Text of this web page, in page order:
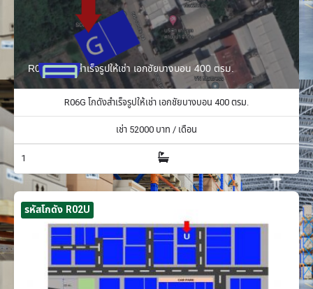
R06G โกดังสำเร็จรูปให้เช่า เอกชัยบางบอน 400 ตรม.
R06G โกดังสำเร็จรูปให้เช่า เอกชัยบางบอน 400 ตรม.
เช่า 52000 บาท / เดือน
1
รหัสโกดัง R02U